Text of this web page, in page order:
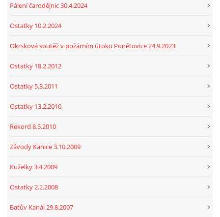
Pálení čarodějnic 30.4.2024
Ostatky 10.2.2024
Okrsková soutěž v požárním útoku Ponětovice 24.9.2023
Ostatky 18.2.2012
Ostatky 5.3.2011
Ostatky 13.2.2010
Rekord 8.5.2010
Závody Kanice 3.10.2009
Kuželky 3.4.2009
Ostatky 2.2.2008
Baťův Kanál 29.8.2007